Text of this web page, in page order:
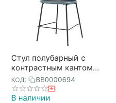
Стул полубарный с
контрастным кантом
Pea, велюр, сине-
зеленый/бежевый,
Bergenson Bjorn
КОД: BB0000694
В наличии